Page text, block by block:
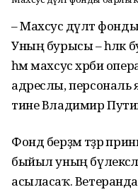
– Махсус дәүләт
Уның бурысы – һәләк
һәм махсус хәрби
адреслы, персональ
тине Владимир
Фонд берҙәм тәҙрә
быйыл уның
асыласаҡ.